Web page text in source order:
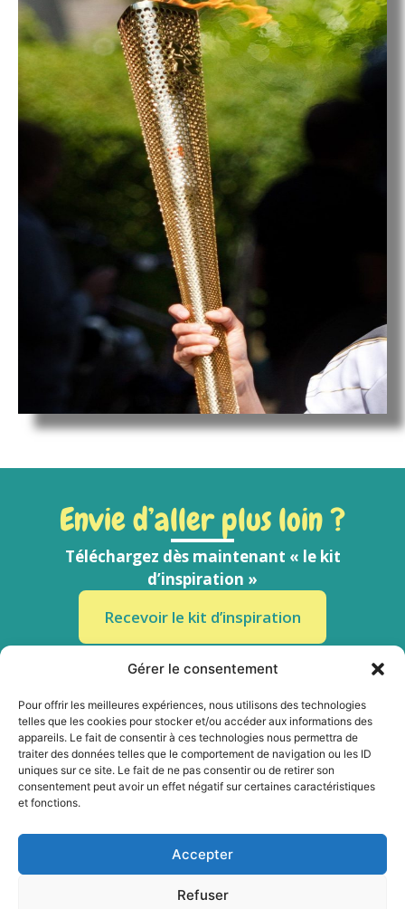
Gérer le consentement
Pour offrir les meilleures expériences, nous utilisons des technologies
telles que les cookies pour stocker et/ou accéder aux informations des
appareils. Le fait de consentir à ces technologies nous permettra de
traiter des données telles que le comportement de navigation ou les ID
uniques sur ce site. Le fait de ne pas consentir ou de retirer son
consentement peut avoir un effet négatif sur certaines caractéristiques
et fonctions.
Accepter
Refuser
Envie d’aller plus loin ?
Téléchargez dès maintenant « le kit
d’inspiration »
Recevoir le kit d’inspiration
clés en main pour animer les premières rencontres
de l’année avec les 12 – 18 ans.
Comme vous je n’aime pas les spams : votre adresse email ne sera
jamais cédée ni revendue. En vous inscrivant ici, vous recevrez des
articles, vidéos, podcasts, offres commerciales et autres conseils
pour améliorer votre relation avec vos élèves.